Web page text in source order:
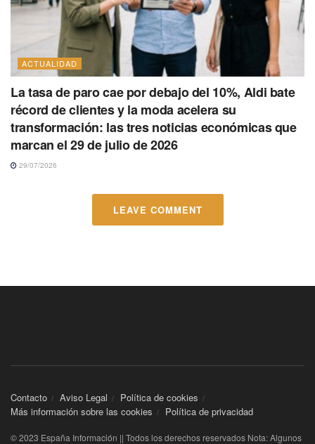
ACTUALIDAD
La tasa de paro cae por debajo del 10%, Aldi bate
récord de clientes y la moda acelera su
transformación: las tres noticias económicas que
marcan el 29 de julio de 2026
29/07/2026
LEAVE COMMENT
Contacto Aviso Legal
Política de cookies
Más información sobre las cookies
Política de privacidad
© 2023 España Información || Todos los derechos reservados Nota: Algunos